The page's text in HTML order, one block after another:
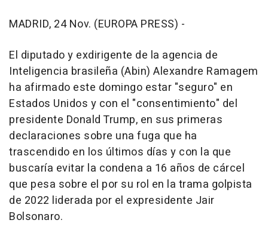
MADRID, 24 Nov. (EUROPA PRESS) -
El diputado y exdirigente de la agencia de
Inteligencia brasileña (Abin) Alexandre Ramagem
ha afirmado este domingo estar "seguro" en
Estados Unidos y con el "consentimiento" del
presidente Donald Trump, en sus primeras
declaraciones sobre una fuga que ha
trascendido en los últimos días y con la que
buscaría evitar la condena a 16 años de cárcel
que pesa sobre el por su rol en la trama golpista
de 2022 liderada por el expresidente Jair
Bolsonaro.